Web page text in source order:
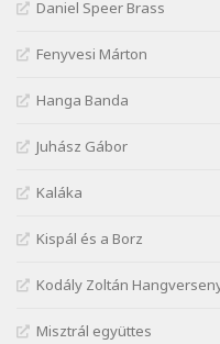
Kiss Dénes: Kerékpár
Szélkiáltó
Márai Sándor: A
Szélkiáltó
Márai Sándor: A
Márai Sándor: Ámen
Szélkiáltó
Daniel Speer Brass
Fenyvesi Márton
Hanga Banda
Juhász Gábor
Kaláka
Kispál és a Borz
Kodály Zoltán
Misztrál együttes